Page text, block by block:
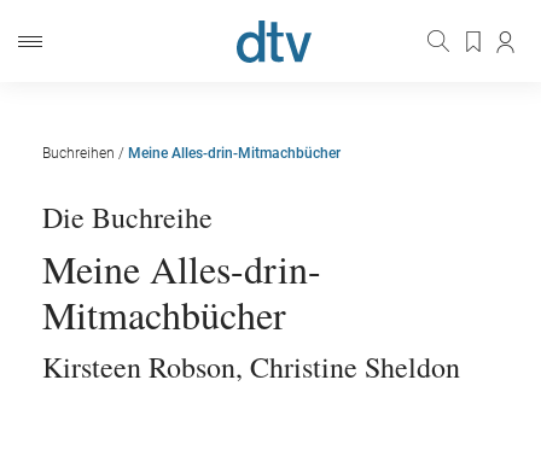
Buchreihen / Meine Alles-drin-Mitmachbücher
Die Buchreihe
Meine Alles-drin-
Mitmachbücher
Kirsteen Robson, Christine Sheldon